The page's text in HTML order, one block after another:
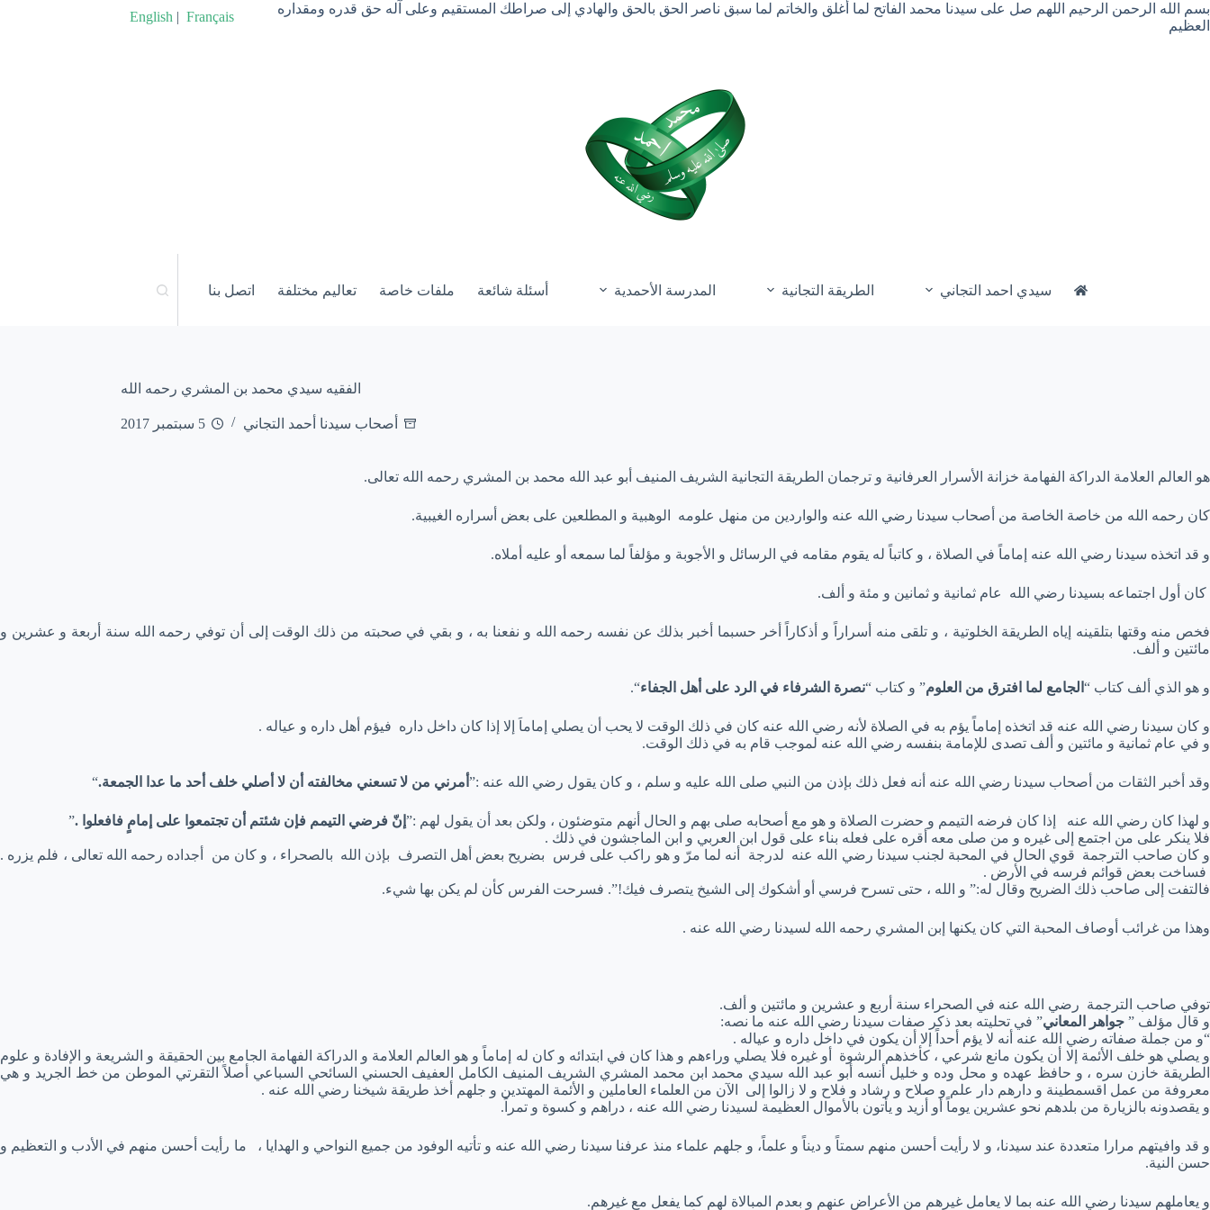
التجاوز
إلى
بسم الله الرحمن الرحيم اللهم صل على سيدنا محمد الفاتح لما أغلق والخاتم لما سبق ناصر الحق بالحق والهادي إلى صراطك المستقيم وعلى آله حق قدره ومقداره
العظيم
English |Français
سيدي احمد التجاني الطريقة التجانية المدرسة الأحمدية أسئلة شائعة ملفات خاصة تعاليم مختلفة اتصل بنا
الفقيه سيدي محمد بن المشري رحمه الله
أصحاب سيدنا أحمد التجاني 5 سبتمبر 2017
هو العالم العلامة الدراكة الفهامة خزانة الأسرار العرفانية و ترجمان الطريقة التجانية الشريف المنيف أبو عبد الله محمد بن المشري رحمه الله تعالى.
كان رحمه الله من خاصة الخاصة من أصحاب سيدنا رضي الله عنه والواردين من منهل علومه الوهبية و المطلعين على بعض أسراره الغيبية.
و قد اتخذه سيدنا رضي الله عنه إماماً في الصلاة ، و كاتباً له يقوم مقامه في الرسائل و الأجوبة و مؤلفاً لما سمعه أو عليه أملاه.
كان أول اجتماعه بسيدنا رضي الله عام ثمانية و ثمانين و مئة و ألف.
فخص منه وقتها بتلقينه إياه الطريقة الخلوتية ، و تلقى منه أسراراً و أذكاراً أخر حسبما أخبر بذلك عن نفسه رحمه الله و نفعنا به ، و بقي في صحبته من ذلك الوقت إلى أن توفي رحمه الله سنة أربعة و عشرين و
مائتين و ألف.
و هو الذي ألف كتاب “ الجامع لما افترق من العلوم” و كتاب “نصرة الشرفاء في الرد على أهل الجفاء“.
و كان سيدنا رضي الله عنه قد اتخذه إماماً يؤم به في الصلاة لأنه رضي الله عنه كان في ذلك الوقت لا يحب أن يصلي إماماَ إلا إذا كان داخل داره فيؤم أهل داره و عياله .
و في عام ثمانية و مائتين و ألف تصدى للإمامة بنفسه رضي الله عنه لموجب قام به في ذلك الوقت.
وقد أخبر الثقات من أصحاب سيدنا رضي الله عنه أنه فعل ذلك بإذن من النبي صلى الله عليه و سلم ، و كان يقول رضي الله عنه :” أمرني من لا تسعني مخالفته أن لا أصلي خلف أحد ما عدا الجمعة.“
و لهذا كان رضي الله عنه إذا كان فرضه التيمم و حضرت الصلاة و هو مع أصحابه صلى بهم و الحال أنهم متوضئون ، ولكن بعد أن يقول لهم :” إنّ فرضي التيمم فإن شئتم أن تجتمعوا على إمامٍ فافعلوا .”
فلا ينكر على من اجتمع إلى غيره و من صلى معه أقره على فعله بناء على قول ابن العربي و ابن الماجشون في ذلك .
و كان صاحب الترجمة قوي الحال في المحبة لجنب سيدنا رضي الله عنه لدرجة أنه لما مرّ و هو راكب على فرس بضريح بعض أهل التصرف بإذن الله بالصحراء ، و كان من أجداده رحمه الله تعالى ، فلم يزره .
فساخت بعض قوائم فرسه في الأرض .
فالتفت إلى صاحب ذلك الضريح وقال له:” و الله ، حتى تسرح فرسي أو أشكوك إلى الشيخ يتصرف فيك!”. فسرحت الفرس كأن لم يكن بها شيء.
وهذا من غرائب أوصاف المحبة التي كان يكنها إبن المشري رحمه الله لسيدنا رضي الله عنه .
توفي صاحب الترجمة رضي الله عنه في الصحراء سنة أربع و عشرين و مائتين و ألف.
و قال مؤلف ” جواهر المعاني” في تحليته بعد ذكر صفات سيدنا رضي الله عنه ما نصه:
“و من جملة صفاته رضي الله عنه أنه لا يؤم أحداً إلا أن يكون في داخل داره و عياله .
و يصلي هو خلف الأئمة إلا أن يكون مانع شرعي ، كأخذهم الرشوة أو غيره فلا يصلي وراءهم و هذا كان في ابتدائه و كان له إماماً و هو العالم العلامة و الدراكة الفهامة الجامع بين الحقيقة و الشريعة و الإفادة و علوم
الطريقة خازن سره ، و حافظ عهده و محل وده و خليل أنسه أبو عبد الله سيدي محمد ابن محمد المشري الشريف المنيف الكامل العفيف الحسني السائحي السباعي أصلاً التقرتي الموطن من خط الجريد و هي
معروفة من عمل اقسمطينة و دارهم دار علم و صلاح و رشاد و فلاح و لا زالوا إلى الآن من العلماء العاملين و الأئمة المهتدين و جلهم أخذ طريقة شيخنا رضي الله عنه .
و يقصدونه بالزيارة من بلدهم نحو عشرين يوماً أو أزيد و يأتون بالأموال العظيمة لسيدنا رضي الله عنه ، دراهم و كسوة و تمراً.
و قد وافيتهم مرارا متعددة عند سيدنا، و لا رأيت أحسن منهم سمتاً و ديناً و علماً، و جلهم علماء منذ عرفنا سيدنا رضي الله عنه و تأتيه الوفود من جميع النواحي و الهدايا ، ما رأيت أحسن منهم في الأدب و التعظيم و
حسن النية.
و يعاملهم سيدنا رضي الله عنه بما لا يعامل غيرهم من الأعراض عنهم و بعدم المبالاة لهم كما يفعل مع غيرهم.